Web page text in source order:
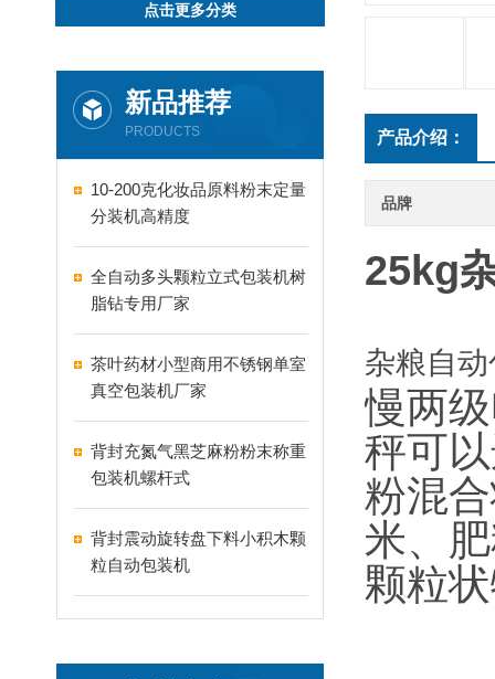
点击更多分类
新品推荐
PRODUCTS
10-200克化妆品原料粉末定量
分装机高精度
全自动多头颗粒立式包装机树
脂钻专用厂家
茶叶药材小型商用不锈钢单室
真空包装机厂家
背封充氮气黑芝麻粉粉末称重
包装机螺杆式
背封震动旋转盘下料小积木颗
粒自动包装机
产品介绍：
品牌
25kg
杂粮自
慢两
秤可
粉混
米、
颗粒